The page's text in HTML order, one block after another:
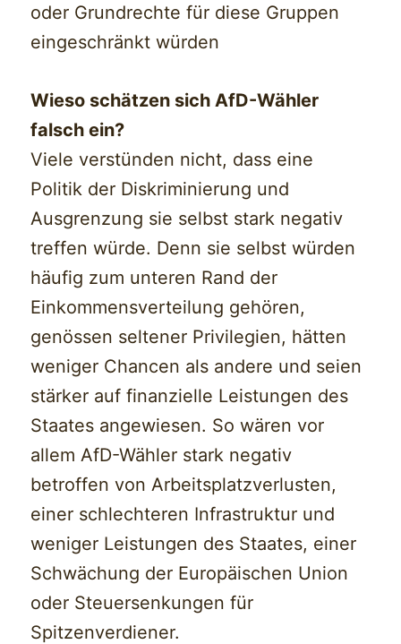
oder Grundrechte für diese Gruppen
eingeschränkt würden
Wieso schätzen sich AfD-Wähler
falsch ein?
Viele verstünden nicht, dass eine
Politik der Diskriminierung und
Ausgrenzung sie selbst stark negativ
treffen würde. Denn sie selbst würden
häufig zum unteren Rand der
Einkommensverteilung gehören,
genössen seltener Privilegien, hätten
weniger Chancen als andere und seien
stärker auf finanzielle Leistungen des
Staates angewiesen. So wären vor
allem AfD-Wähler stark negativ
betroffen von Arbeitsplatzverlusten,
einer schlechteren Infrastruktur und
weniger Leistungen des Staates, einer
Schwächung der Europäischen Union
oder Steuersenkungen für
Spitzenverdiener.